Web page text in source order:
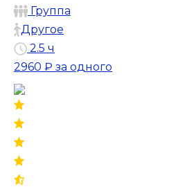
Группа
Другое
2.5 ч
2960 ₽ за одного